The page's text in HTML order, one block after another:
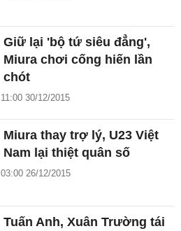
Giữ lại 'bộ tứ siêu đẳng',
Miura chơi cống hiến lần
chót
11:00 30/12/2015
Miura thay trợ lý, U23 Việt
Nam lại thiệt quân số
03:00 26/12/2015
Tuấn Anh, Xuân Trường tái